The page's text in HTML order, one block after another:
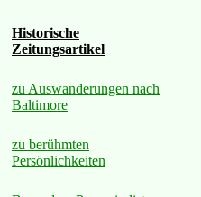
Historische
Zeitungsartikel
zu Auswanderungen nach
Baltimore
zu berühmten
Persönlichkeiten